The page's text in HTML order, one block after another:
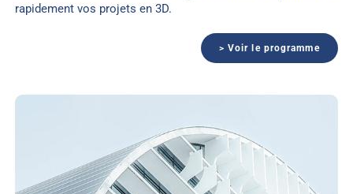
rapidement vos projets en 3D.
> Voir le programme